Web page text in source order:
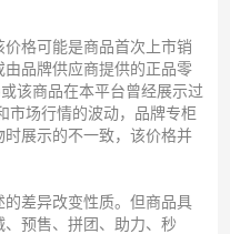
格可能是商品首次上市销
品牌供应商提供的正品零
该商品在本平台曾经展示过
市场行情的波动，品牌专柜
展示的不一致，该价格并
差异改变性质。但商品具
预售、拼团、助力、秒